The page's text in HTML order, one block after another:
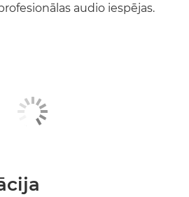
audio iespējas.